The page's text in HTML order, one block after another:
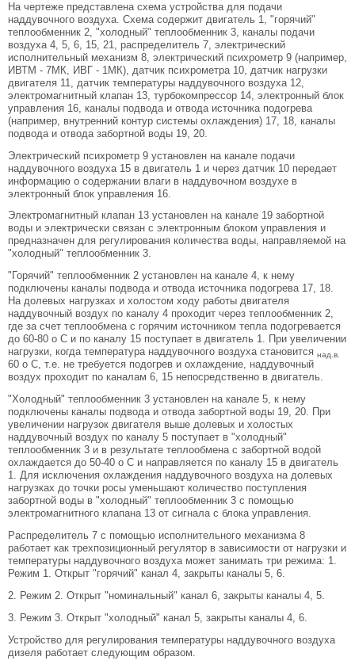
На чертеже представлена схема устройства для подачи
наддувочного воздуха. Схема содержит двигатель 1, "горячий"
теплообменник 2, "холодный" теплообменник 3, каналы подачи
воздуха 4, 5, 6, 15, 21, распределитель 7, электрический
исполнительный механизм 8, электрический психрометр 9 (например,
ИВТМ - 7МК, ИВГ - 1МК), датчик психрометра 10, датчик нагрузки
двигателя 11, датчик температуры наддувочного воздуха 12,
электромагнитный клапан 13, турбокомпрессор 14, электронный блок
управления 16, каналы подвода и отвода источника подогрева
(например, внутренний контур системы охлаждения) 17, 18, каналы
подвода и отвода забортной воды 19, 20.
Электрический психрометр 9 установлен на канале подачи
наддувочного воздуха 15 в двигатель 1 и через датчик 10 передает
информацию о содержании влаги в наддувочном воздухе в
электронный блок управления 16.
Электромагнитный клапан 13 установлен на канале 19 забортной
воды и электрически связан с электронным блоком управления и
предназначен для регулирования количества воды, направляемой на
"холодный" теплообменник 3.
"Горячий" теплообменник 2 установлен на канале 4, к нему
подключены каналы подвода и отвода источника подогрева 17, 18.
На долевых нагрузках и холостом ходу работы двигателя
наддувочный воздух по каналу 4 проходит через теплообменник 2,
где за счет теплообмена с горячим источником тепла подогревается
до 60-80 o С и по каналу 15 поступает в двигатель 1. При увеличении
нагрузки, когда температура наддувочного воздуха становится над.в.
60 o С, т.е. не требуется подогрев и охлаждение, наддувочный
воздух проходит по каналам 6, 15 непосредственно в двигатель.
"Холодный" теплообменник 3 установлен на канале 5, к нему
подключены каналы подвода и отвода забортной воды 19, 20. При
увеличении нагрузок двигателя выше долевых и холостых
наддувочный воздух по каналу 5 поступает в "холодный"
теплообменник 3 и в результате теплообмена с забортной водой
охлаждается до 50-40 o С и направляется по каналу 15 в двигатель
1. Для исключения охлаждения наддувочного воздуха на долевых
нагрузках до точки росы уменьшают количество поступления
забортной воды в "холодный" теплообменник 3 с помощью
электромагнитного клапана 13 от сигнала с блока управления.
Распределитель 7 с помощью исполнительного механизма 8
работает как трехпозиционный регулятор в зависимости от нагрузки и
температуры наддувочного воздуха может занимать три режима: 1.
Режим 1. Открыт "горячий" канал 4, закрыты каналы 5, 6.
2. Режим 2. Открыт "номинальный" канал 6, закрыты каналы 4, 5.
3. Режим 3. Открыт "холодный" канал 5, закрыты каналы 4, 6.
Устройство для регулирования температуры наддувочного воздуха
дизеля работает следующим образом.